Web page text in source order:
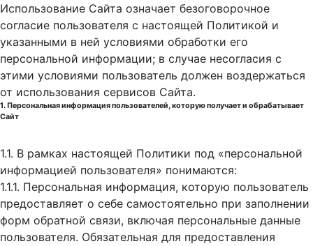
Использование Сайта означает безоговорочное
согласие пользователя с настоящей Политикой и
указанными в ней условиями обработки его
персональной информации; в случае несогласия с
этими условиями пользователь должен воздержаться
от использования сервисов Сайта.
1. Персональная информация пользователей, которую получает и обрабатывает
Сайт
1.1. В рамках настоящей Политики под «персональной
информацией пользователя» понимаются:
1.1.1. Персональная информация, которую пользователь
предоставляет о себе самостоятельно при заполнении
форм обратной связи, включая персональные данные
пользователя. Обязательная для предоставления